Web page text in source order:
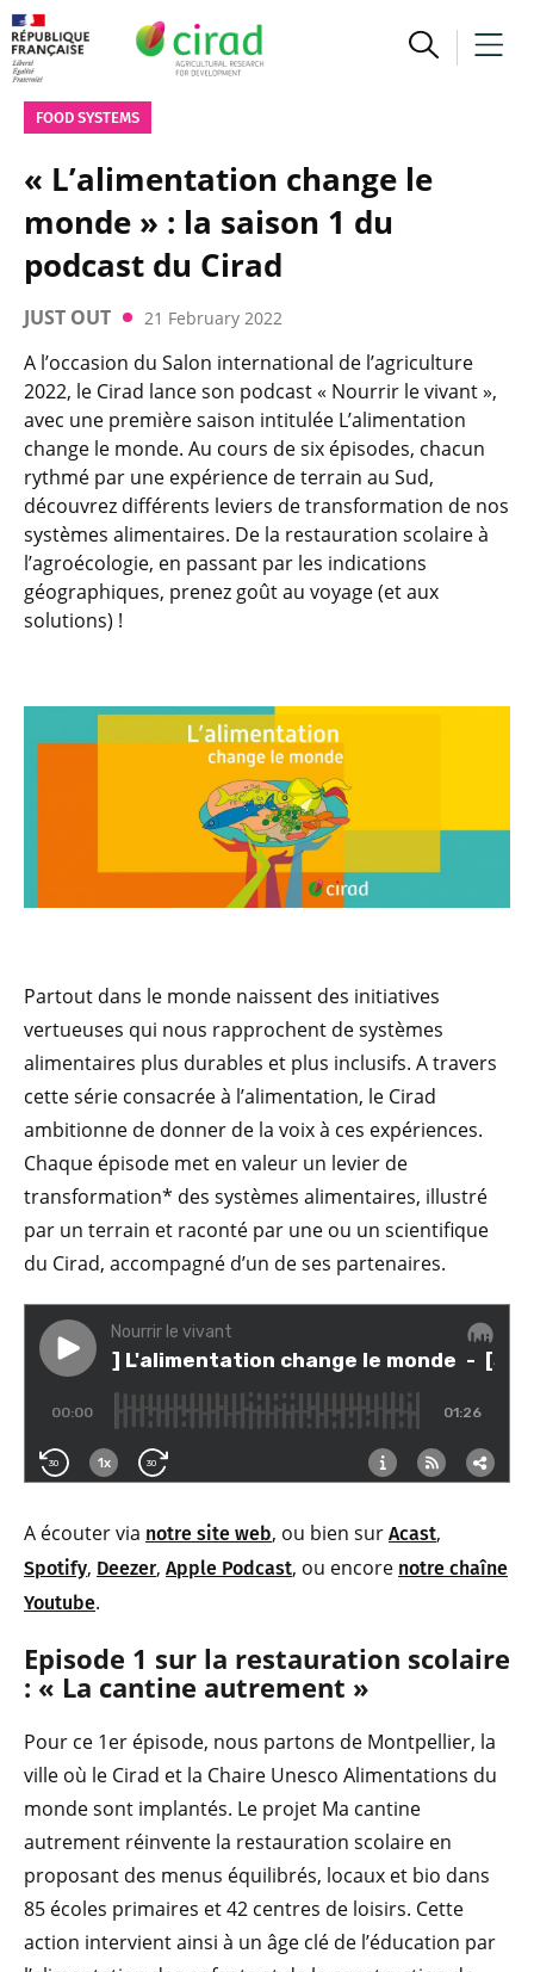
FOOD SYSTEMS
« L’alimentation change le
monde » : la saison 1 du
podcast du Cirad
JUST OUT 21 February 2022
A l’occasion du Salon international de l’agriculture
2022, le Cirad lance son podcast « Nourrir le vivant »,
avec une première saison intitulée L’alimentation
change le monde. Au cours de six épisodes, chacun
rythmé par une expérience de terrain au Sud,
découvrez différents leviers de transformation de nos
systèmes alimentaires. De la restauration scolaire à
l’agroécologie, en passant par les indications
géographiques, prenez goût au voyage (et aux
solutions) !
Partout dans le monde naissent des initiatives
vertueuses qui nous rapprochent de systèmes
alimentaires plus durables et plus inclusifs. A travers
cette série consacrée à l’alimentation, le Cirad
ambitionne de donner de la voix à ces expériences.
Chaque épisode met en valeur un levier de
transformation* des systèmes alimentaires, illustré
par un terrain et raconté par une ou un scientifique
du Cirad, accompagné d’un de ses partenaires.
A écouter via notre site web, ou bien sur Acast,
Spotify, Deezer, Apple Podcast, ou encore notre chaîne
Youtube.
Episode 1 sur la restauration scolaire
: « La cantine autrement »
Pour ce 1er épisode, nous partons de Montpellier, la
ville où le Cirad et la Chaire Unesco Alimentations du
monde sont implantés. Le projet Ma cantine
autrement réinvente la restauration scolaire en
proposant des menus équilibrés, locaux et bio dans
85 écoles primaires et 42 centres de loisirs. Cette
action intervient ainsi à un âge clé de l’éducation par